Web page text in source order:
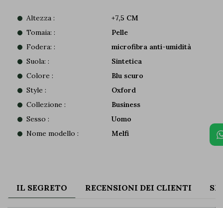
Altezza :
+7,5 CM
Tomaia: :
Pelle
Fodera: :
microfibra anti-umidità
Suola: :
Sintetica
Colore :
Blu scuro
Style :
Oxford
Collezione :
Business
Sesso :
Uomo
Nome modello :
Melfi
IL SEGRETO RECENSIONI DEI CLIENTI